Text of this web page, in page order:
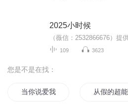
2025小时候
109 3623
您是不是在找：
当你说爱我的时候 从假的超